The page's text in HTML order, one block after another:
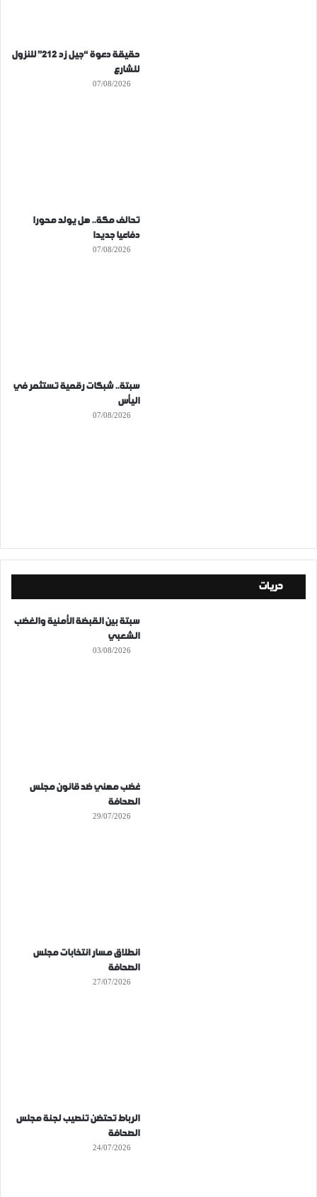
حقيقة دعوة “جيل زد 212” للنزول
للشارع
07/08/2026
تحالف مكة.. هل يولد محورا
دفاعيا جديدا
07/08/2026
سبتة.. شبكات رقمية تستثمر في
اليأس
07/08/2026
حريات
سبتة بين القبضة الأمنية والغضب
الشعبي
03/08/2026
غضب مهني ضد قانون مجلس
الصحافة
29/07/2026
انطلاق مسار انتخابات مجلس
الصحافة
27/07/2026
الرباط تحتضن تنصيب لجنة مجلس
الصحافة
24/07/2026